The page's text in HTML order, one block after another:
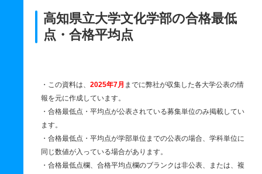
高知県立大学文化学部の合格最低
点・合格平均点
・この資料は、 2025年7月 までに弊社が収集した各大学公表の情
報を元に作成しています。
・合格最低点・平均点が公表されている募集単位のみ掲載してい
ます。
・合格最低点・平均点が学部単位までの公表の場合、学科単位に
同じ数値が入っている場合があります。
・合格最低点欄、合格平均点欄のブランクは非公表、または、複